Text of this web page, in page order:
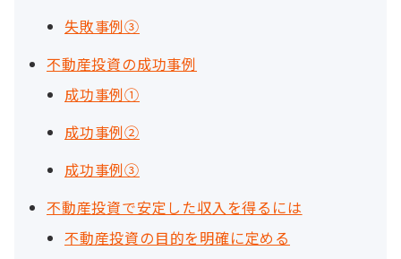
失敗事例③
不動産投資の成功事例
成功事例①
成功事例②
成功事例③
不動産投資で安定した収入を得るには
不動産投資の目的を明確に定める